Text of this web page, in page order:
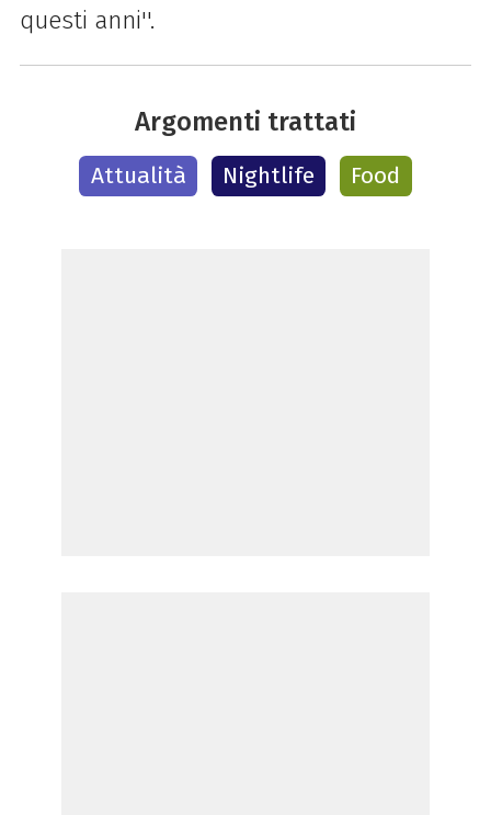
questi anni''.
Argomenti trattati
Attualità Nightlife Food